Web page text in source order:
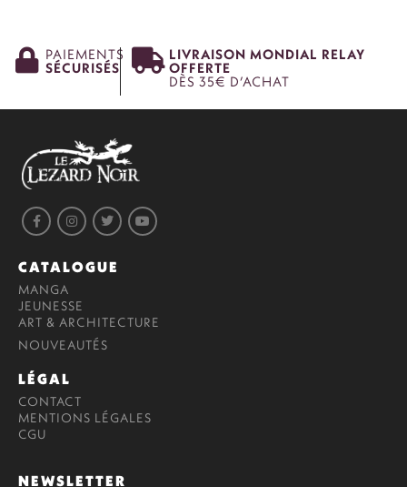
PAIEMENTS
SÉCURISÉS
LIVRAISON MONDIAL RELAY
OFFERTE
DÈS 35€ D’ACHAT
CATALOGUE
MANGA
JEUNESSE
ART & ARCHITECTURE
NOUVEAUTÉS
LÉGAL
CONTACT
MENTIONS LÉGALES
CGU
NEWSLETTER